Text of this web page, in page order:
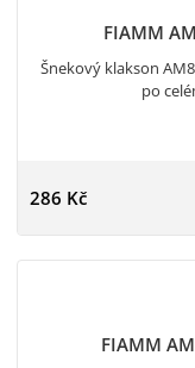
FIAMM
Šnekový klakson
po
286 Kč
FIAMM